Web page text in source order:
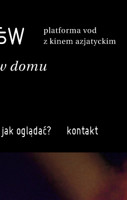
jak oglądać? kontakt